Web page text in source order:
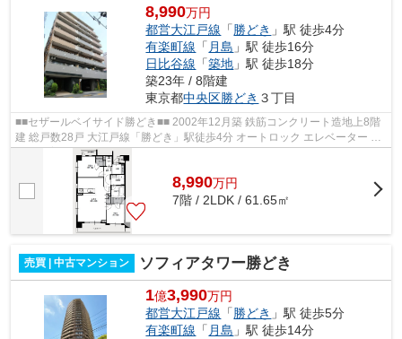
8,990万円
都営大江戸線 「 勝どき 」駅 徒歩4分
有楽町線 「 月島 」駅 徒歩16分
日比谷線 「築地 」駅 徒歩18分
築23年 / 8階建
東京都中央区勝どき ３丁目
■■セザールベイサイド勝どき■■ 2002年12月築 鉄筋コンクリート造地上8階
建 総戸数28戸 大江戸線「勝どき」駅徒歩4分 オートロック エレベーター ペ
ット飼育可能
8,990万円
7階 / 2LDK / 61.65㎡
売買 | 中古マンション ソフィアタワー勝どき
1億3,990万円
都営大江戸線 「勝どき 」駅 徒歩5分
有楽町線 「 月島 」駅 徒歩14分